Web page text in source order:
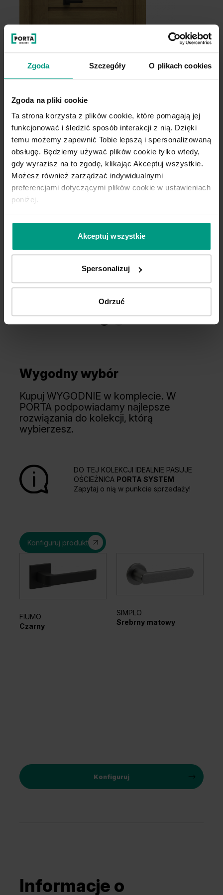
Zgoda Szczegóły O plikach cookies
Zgoda na pliki cookie
Ta strona korzysta z plików cookie, które pomagają jej
funkcjonować i śledzić sposób interakcji z nią. Dzięki
temu możemy zapewnić Tobie lepszą i spersonalizowaną
obsługę. Będziemy używać plików cookie tylko wtedy,
gdy wyrazisz na to zgodę, klikając Akceptuj wszystkie.
Możesz również zarządzać indywidualnymi
preferencjami dotyczącymi plików cookie w ustawieniach
poniżej.
Akceptuj wszystkie
Spersonalizuj
Odrzuć
Hikora Jackson Jasny Hikora Jackson Ciemny
Dąb Angielski Hamilton
A.0
Wygodny wybór
Kupuj WYGODNIE w komplecie. W
PORTA podpowiadamy najlepsze
rozwiązania do kolekcji, którą
wybierzesz.
DO TEJ KOLEKCJI IDEALNIE PASUJE
OŚCIEŻNICA PORTA SYSTEM
Zapytaj o nią w punkcie sprzedaży!
Konfiguruj produkt
FIUMO
Czarny
SIMPLO
Srebrny matowy
Konfiguruj
Informacje o